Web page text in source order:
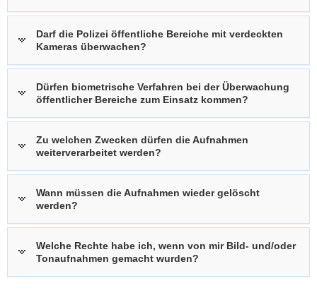
Darf die Polizei öffentliche Bereiche mit verdeckten
Kameras überwachen?
Dürfen biometrische Verfahren bei der Überwachung
öffentlicher Bereiche zum Einsatz kommen?
Zu welchen Zwecken dürfen die Aufnahmen
weiterverarbeitet werden?
Wann müssen die Aufnahmen wieder gelöscht
werden?
Welche Rechte habe ich, wenn von mir Bild- und/oder
Tonaufnahmen gemacht wurden?